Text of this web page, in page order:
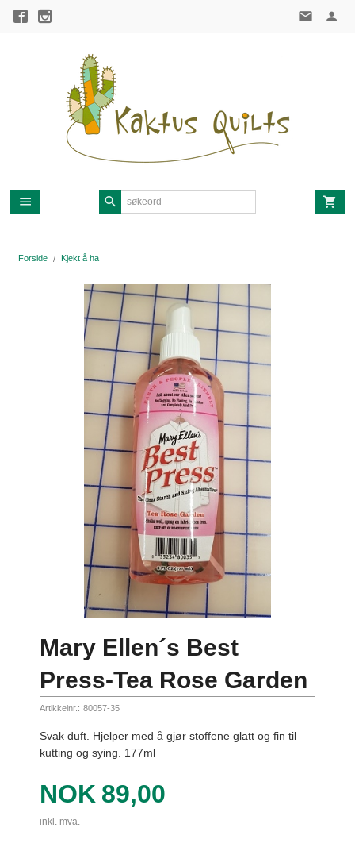
Gå
Forside Kjekt å ha
Mary Ellen´s Best
Press-Tea Rose Garden
Artikkelnr.: 80057-35
Svak duft. Hjelper med å gjør stoffene glatt og fin til
kutting og sying. 177ml
Pris
NOK 89,00
inkl. mva.